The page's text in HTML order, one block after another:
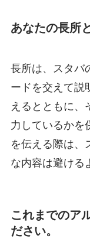
あなたの長所
長所は、スタバ
ードを交えて説
えるとともに、
力しているかを
を伝える際は、
な内容は避ける
これまでのア
ださい。